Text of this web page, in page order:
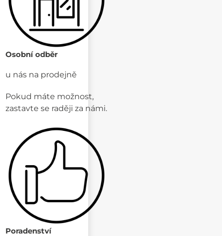
Osobní odběr
u nás na prodejně
Pokud máte možnost,
zastavte se raději za námi.
Poradenství